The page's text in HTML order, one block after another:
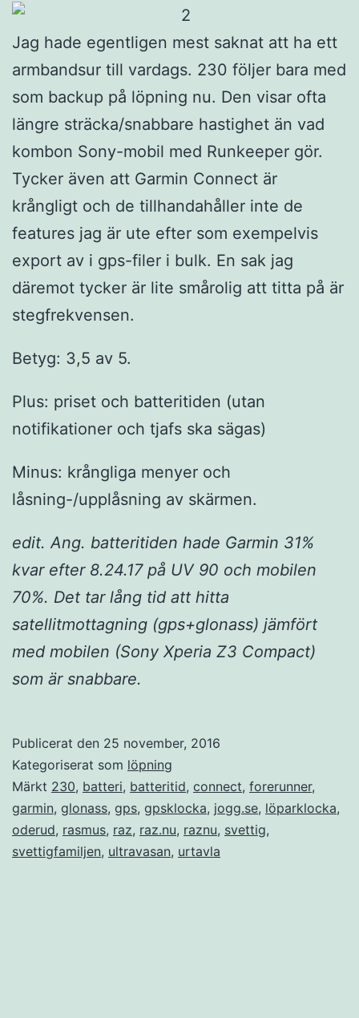
Jag hade egentligen mest saknat att ha ett
armbandsur till vardags. 230 följer bara med
som backup på löpning nu. Den visar ofta
längre sträcka/snabbare hastighet än vad
kombon Sony-mobil med Runkeeper gör.
Tycker även att Garmin Connect är
krångligt och de tillhandahåller inte de
features jag är ute efter som exempelvis
export av i gps-filer i bulk. En sak jag
däremot tycker är lite smårolig att titta på är
stegfrekvensen.
Betyg: 3,5 av 5.
Plus: priset och batteritiden (utan
notifikationer och tjafs ska sägas)
Minus: krångliga menyer och
låsning-/upplåsning av skärmen.
edit. Ang. batteritiden hade Garmin 31%
kvar efter 8.24.17 på UV 90 och mobilen
70%. Det tar lång tid att hitta
satellitmottagning (gps+glonass) jämfört
med mobilen (Sony Xperia Z3 Compact)
som är snabbare.
Publicerat den 25 november, 2016
Kategoriserat som löpning
Märkt 230, batteri, batteritid, connect, forerunner,
garmin, glonass, gps, gpsklocka, jogg.se, löparklocka,
oderud, rasmus, raz, raz.nu, raznu, svettig,
svettigfamiljen, ultravasan, urtavla